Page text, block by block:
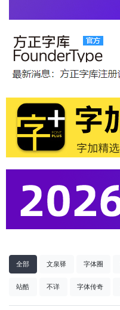
全部 文泉驿 字体圈
站酷 不详 字体传奇